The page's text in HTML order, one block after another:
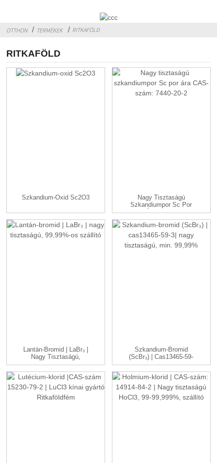
OTTHON TERMÉKEK RITKAFÖLD
RITKAFÖLD
Szkandium-Oxid Sc2O3
Nagy Tisztaságú
Szkandiumpor Sc Por
Ára CAS...
Lantán-Bromid | LaBr₃ |
Nagy Tisztaságú,
99,99% ...
Szkandium-Bromid
(ScBr₃) | Cas13465-59-
3| Magas ...